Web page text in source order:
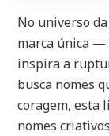
No universo
marca única —
inspira a
busca nomes
coragem, esta
nomes